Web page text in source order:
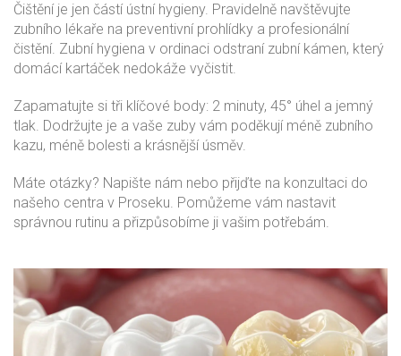
Čištění je jen částí ústní hygieny. Pravidelně navštěvujte
zubního lékaře na preventivní prohlídky a profesionální
čistění. Zubní hygiena v ordinaci odstraní zubní kámen, který
domácí kartáček nedokáže vyčistit.
Zapamatujte si tři klíčové body: 2 minuty, 45° úhel a jemný
tlak. Dodržujte je a vaše zuby vám poděkují méně zubního
kazu, méně bolesti a krásnější úsměv.
Máte otázky? Napište nám nebo přijďte na konzultaci do
našeho centra v Proseku. Pomůžeme vám nastavit
správnou rutinu a přizpůsobíme ji vašim potřebám.